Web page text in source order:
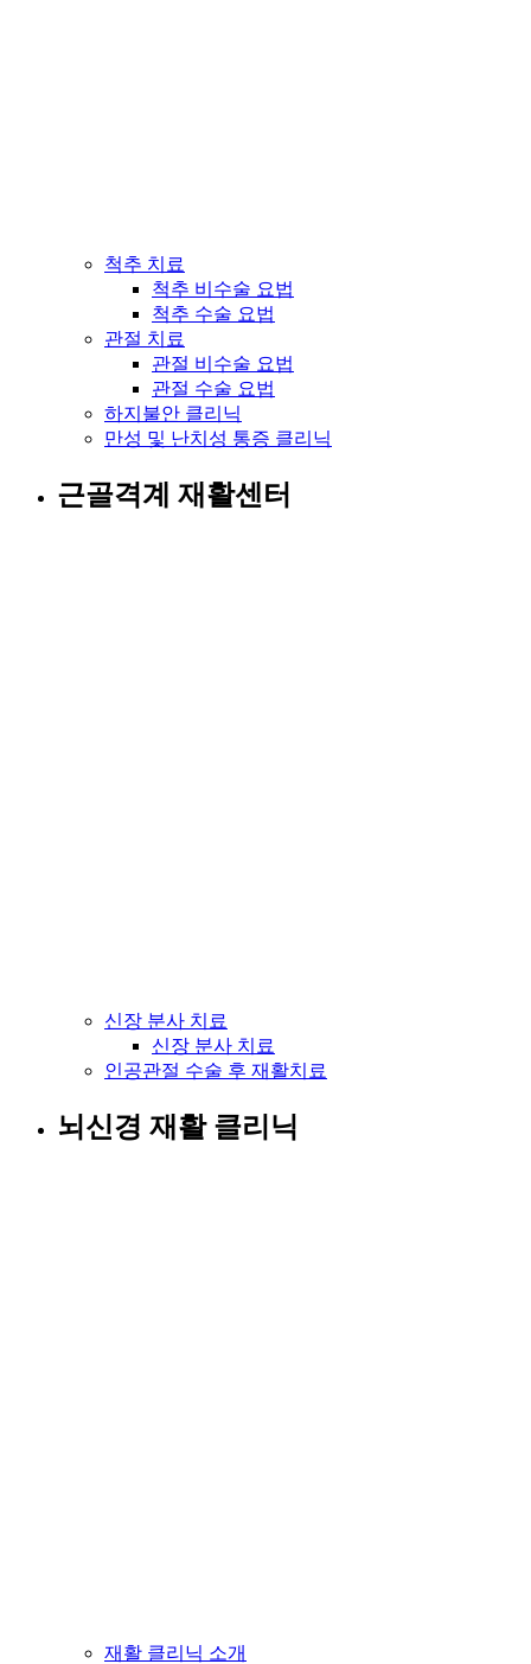
척추 치료
척추 비수술 요법
척추 수술 요법
관절 치료
관절 비수술 요법
관절 수술 요법
하지불안 클리닉
만성 및 난치성 통증 클리닉
근골격계 재활센터
신장 분사 치료
신장 분사 치료
인공관절 수술 후 재활치료
뇌신경 재활 클리닉
재활 클리닉 소개